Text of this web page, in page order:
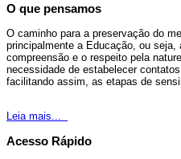
O que pensamos
O caminho para a preservação do
principalmente a Educação, ou seja,
compreensão e o respeito pela
necessidade de estabelecer
facilitando assim, as etapas de
Leia mais...
Acesso Rápido